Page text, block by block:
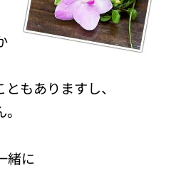
もありますし、
緒に